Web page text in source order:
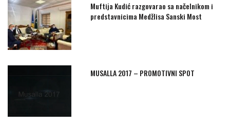
Muftija Kudić razgovarao sa načelnikom i
predstavnicima Medžlisa Sanski Most
MUSALLA 2017 – PROMOTIVNI SPOT